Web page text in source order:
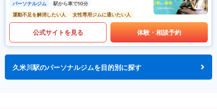
パーソナルジム
駅から車で10分
運動不足を解消したい人
女性専用ジムに通いたい人
公式サイトを見る 体験・相談予約
久米川駅のパーソナルジムを目的別に探す